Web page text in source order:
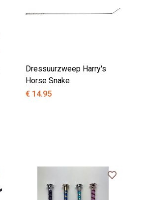
Dressuurzweep Harry's
Horse Snake
€ 14.95